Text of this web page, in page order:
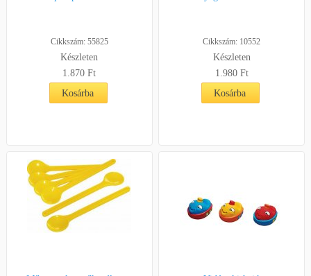
Cikkszám: 55825
Készleten
1.870Ft
Kosárba
Cikkszám: 10552
Készleten
1.980 Ft
Kosárba